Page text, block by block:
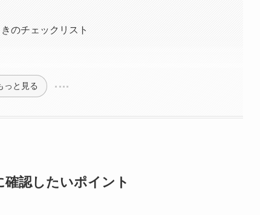
のチェックリスト
っと見る
認したいポイント